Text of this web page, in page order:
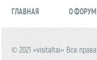
ГЛАВНАЯ О
© 2021 «visitaltai» Все